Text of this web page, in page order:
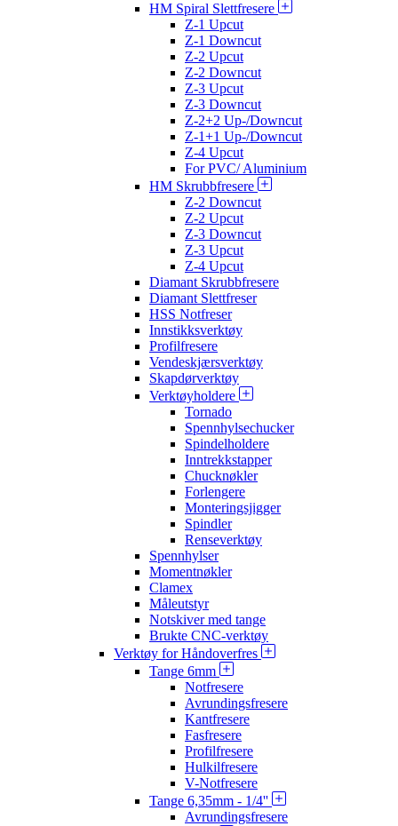
HM Spiral Slettfresere
Z-1 Upcut
Z-1 Downcut
Z-2 Upcut
Z-2 Downcut
Z-3 Upcut
Z-3 Downcut
Z-2+2 Up-/Downcut
Z-1+1 Up-/Downcut
Z-4 Upcut
For PVC/ Aluminium
HM Skrubbfresere
Z-2 Downcut
Z-2 Upcut
Z-3 Downcut
Z-3 Upcut
Z-4 Upcut
Diamant Skrubbfresere
Diamant Slettfreser
HSS Notfreser
Innstikksverktøy
Profilfresere
Vendeskjærsverktøy
Skapdørverktøy
Verktøyholdere
Tornado
Spennhylsechucker
Spindelholdere
Inntrekkstapper
Chucknøkler
Forlengere
Monteringsjigger
Spindler
Renseverktøy
Spennhylser
Momentnøkler
Clamex
Måleutstyr
Notskiver med tange
Brukte CNC-verktøy
Verktøy for Håndoverfres
Tange 6mm
Notfresere
Avrundingsfresere
Kantfresere
Fasfresere
Profilfresere
Hulkilfresere
V-Notfresere
Tange 6,35mm - 1/4''
Avrundingsfresere